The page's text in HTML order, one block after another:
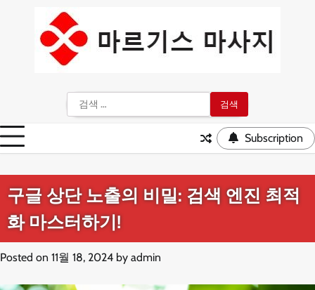
색:
Subscription
구글 상단 노출의 비밀: 검색 엔진 최적
화 마스터하기!
Posted on 11월 18, 2024 by admin